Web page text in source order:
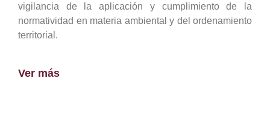
vigilancia de la aplicación y cumplimiento de la
normatividad en materia ambiental y del ordenamiento
territorial.
Ver más